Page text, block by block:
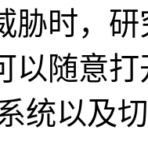
胁时，
以随意
统以及